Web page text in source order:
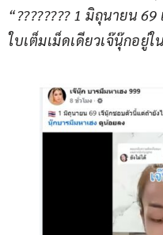
“???????? 1 มิถุนายน
ใบเต็มเม็ดเดียวเจ๊นุ๊กอยู่